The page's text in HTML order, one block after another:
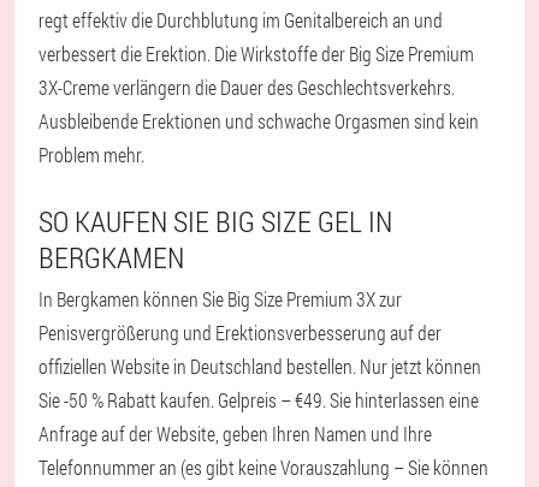
regt effektiv die Durchblutung im Genitalbereich an und
verbessert die Erektion. Die Wirkstoffe der Big Size Premium
3X-Creme verlängern die Dauer des Geschlechtsverkehrs.
Ausbleibende Erektionen und schwache Orgasmen sind kein
Problem mehr.
SO KAUFEN SIE BIG SIZE GEL IN
BERGKAMEN
In Bergkamen können Sie Big Size Premium 3X zur
Penisvergrößerung und Erektionsverbesserung auf der
offiziellen Website in Deutschland bestellen. Nur jetzt können
Sie -50 % Rabatt kaufen. Gelpreis – €49. Sie hinterlassen eine
Anfrage auf der Website, geben Ihren Namen und Ihre
Telefonnummer an (es gibt keine Vorauszahlung – Sie können